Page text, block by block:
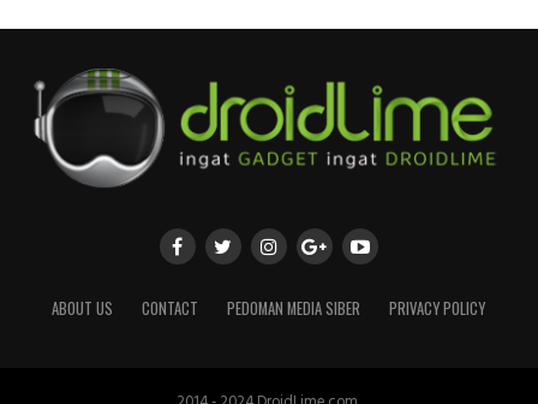
ABOUT US CONTACT PEDOMAN MEDIA SIBER PRIVACY POLICY